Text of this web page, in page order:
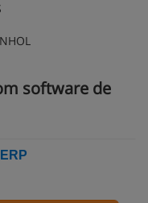
software de